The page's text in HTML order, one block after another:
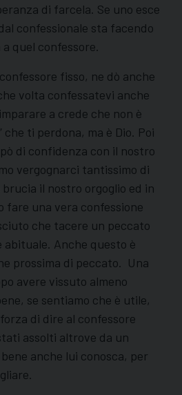
di farcela. Se uno esce
confessionale sta facendo
quel confessore.
fisso, ne dò anche
volta confessatevi anche
a crede che non è
che ti perdona, ma è Dio. Poi
di confidenza con il nostro
vergognarci tantissimo di
il nostro orgoglio ed in
fare una vera confessione
che tacere un peccato
abituale. Anche questo è
prossima di peccato. Una
avere vissuto almeno
se sentiamo che è utile,
di dire al confessore
assolti altrove da un
anche lui conosca, per